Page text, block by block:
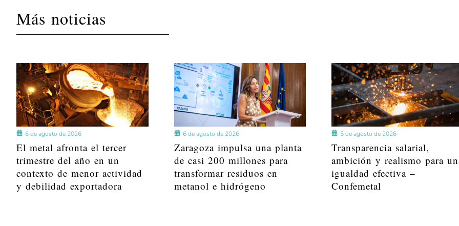
Más noticias
6 de agosto de 2026
El metal afronta el tercer
trimestre del año en un
contexto de menor actividad
y debilidad exportadora
6 de agosto de 2026
Zaragoza impulsa una planta
de casi 200 millones para
transformar residuos en
metanol e hidrógeno
5 de agosto de 2026
Transparencia salarial,
ambición y realismo para
igualdad efectiva –
Confemetal